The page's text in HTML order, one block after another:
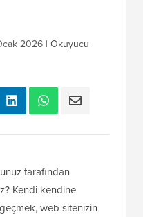
2026 | Okuyucu
tarafından
Kendi kendine
web sitenizin